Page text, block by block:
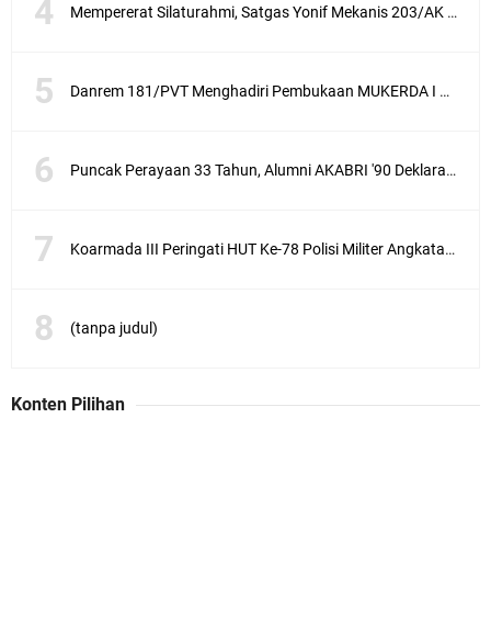
Mempererat Silaturahmi, Satgas Yonif Mekanis 203/AK Laksanakan Anjangsana Bersama Babinsa
Danrem 181/PVT Menghadiri Pembukaan MUKERDA I Majelis Daerah GPdI Provinsi PBD
Puncak Perayaan 33 Tahun, Alumni AKABRI '90 Deklarasikan Pemilu Damai Serentak Tahun 2024
Koarmada III Peringati HUT Ke-78 Polisi Militer Angkatan Laut
(tanpa judul)
Konten Pilihan